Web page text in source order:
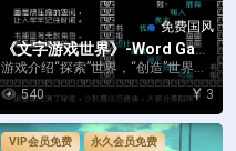
免费国风
《文字游戏世界》-Word Gam
e World
游戏介绍“探索”世界，“创造”世界，
只要你会中文，就能主宰这个世界。
在《文字游戏...
540 3
VIP会员免费 永久会员免费